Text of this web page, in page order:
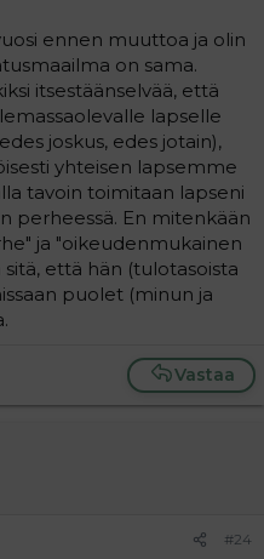
ja kaikki on yhteistä.
ennen muuttoa ja olin
on sama.
itsestäänselvää, että
lapselle
joskus, edes jotain),
yhteisen lapsemme
tavoin toimitaan lapseni
perheessä. En mitenkään
ja "oikeudenmukainen
että hän (tulotasoista
puolet (minun ja
Vastaa
#24